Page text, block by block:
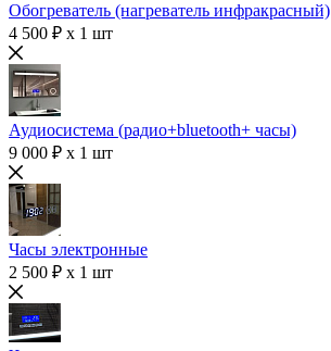
Обогреватель (нагреватель инфракрасный)
4 500 ₽ x 1 шт
Аудиосистема (радио+bluetooth+ часы)
9 000 ₽ x 1 шт
Часы электронные
2 500 ₽ x 1 шт